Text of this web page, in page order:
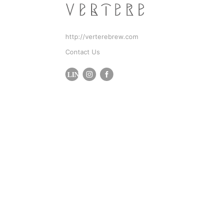
http://verterebrew.com
Contact Us